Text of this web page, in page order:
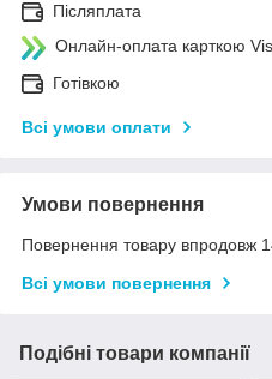
Післяплата
Онлайн-оплата карткою
Готівкою
Всі умови оплати
Умови повернення
Повернення товару впродовж
Всі умови повернення
Подібні товари компанії